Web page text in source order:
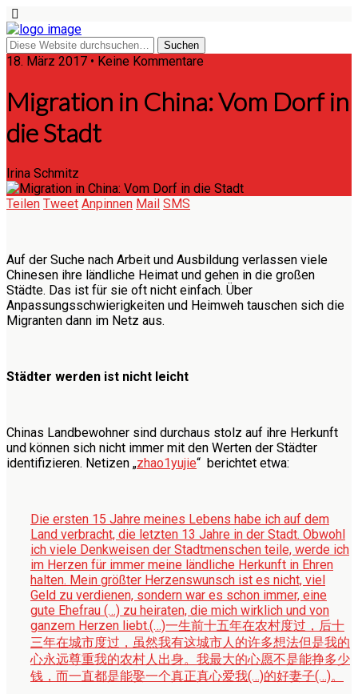
18. März 2017 • Keine Kommentare
Migration in China: Vom Dorf in
die Stadt
Irina Schmitz
Teilen Tweet Anpinnen Mail SMS
Auf der Suche nach Arbeit und Ausbildung verlassen viele
Chinesen ihre ländliche Heimat und gehen in die großen
Städte. Das ist für sie oft nicht einfach. Über
Anpassungsschwierigkeiten und Heimweh tauschen sich die
Migranten dann im Netz aus.
Städter werden ist nicht leicht
Chinas Landbewohner sind durchaus stolz auf ihre Herkunft
und können sich nicht immer mit den Werten der Städter
identifizieren. Netizen „zhao1yujie“ berichtet etwa:
Die ersten 15 Jahre meines Lebens habe ich auf dem
Land verbracht, die letzten 13 Jahre in der Stadt. Obwohl
ich viele Denkweisen der Stadtmenschen teile, werde ich
im Herzen für immer meine ländliche Herkunft in Ehren
halten. Mein größter Herzenswunsch ist es nicht, viel
Geld zu verdienen, sondern war es schon immer, eine
gute Ehefrau (…) zu heiraten, die mich wirklich und von
ganzem Herzen liebt.(…)一生前十五年在农村度过，后十
三年在城市度过，虽然我有这城市人的许多想法但是我的
心永远尊重我的农村人出身。我最大的心愿不是能挣多少
钱，而一直都是能娶一个真正真心爱我(…)的好妻子(…)。